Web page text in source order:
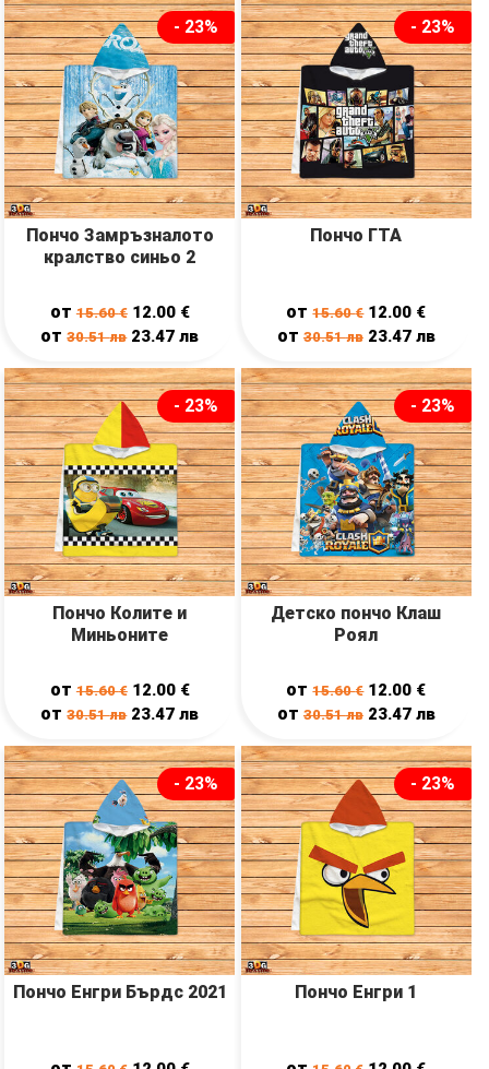
- 23%
Пончо Замръзналото
кралство синьо 2
от15.60€ 12.00 €
от30.51лв 23.47лв
- 23%
Пончо ГТА
от15.60€ 12.00 €
от 30.51лв 23.47 лв
- 23%
Пончо Колите и
Миньоните
от15.60€ 12.00 €
от30.51лв 23.47лв
- 23%
Детско пончо Клаш
Роял
от15.60€ 12.00 €
от 30.51лв 23.47 лв
- 23%
Пончо Енгри Бърдс 2021
- 23%
Пончо Енгри 1